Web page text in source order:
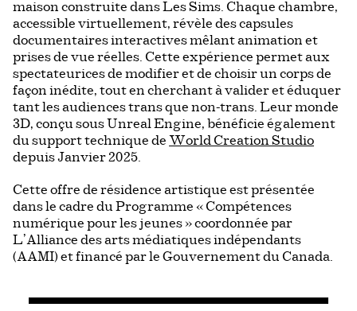
maison construite dans Les Sims. Chaque chambre,
accessible virtuellement, révèle des capsules
documentaires interactives mêlant animation et
prises de vue réelles. Cette expérience permet aux
spectateurices de modifier et de choisir un corps de
façon inédite, tout en cherchant à valider et éduquer
tant les audiences trans que non-trans. Leur monde
3D, conçu sous Unreal Engine, bénéficie également
du support technique de World Creation Studio
depuis Janvier 2025.
Cette offre de résidence artistique est présentée
dans le cadre du Programme « Compétences
numérique pour les jeunes » coordonnée par
L’Alliance des arts médiatiques indépendants
(AAMI) et financé par le Gouvernement du Canada.